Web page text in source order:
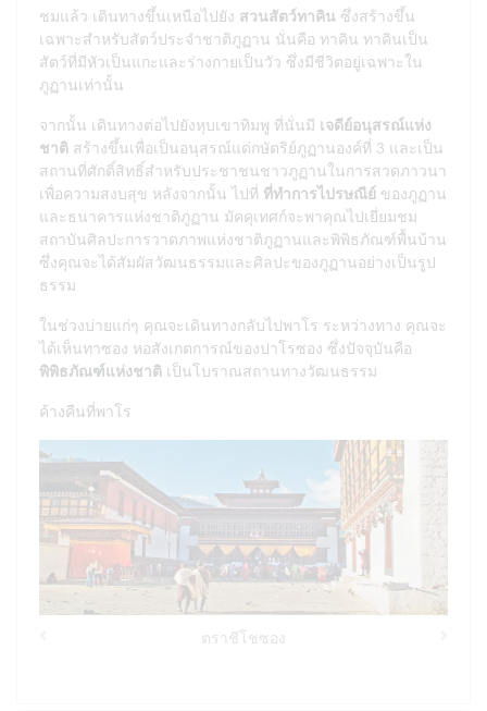
ชมแล้ว เดินทางขึ้นเหนือไปยัง สวนสัตว์ทาคิน ซึ่งสร้างขึ้น
เฉพาะสำหรับสัตว์ประจำชาติภูฏาน นั่นคือ ทาคิน ทาคินเป็น
สัตว์ที่มีหัวเป็นแกะและร่างกายเป็นวัว ซึ่งมีชีวิตอยู่เฉพาะใน
ภูฏานเท่านั้น
จากนั้น เดินทางต่อไปยังหุบเขาทิมพู ที่นั่นมี เจดีย์อนุสรณ์แห่ง
ชาติ สร้างขึ้นเพื่อเป็นอนุสรณ์แด่กษัตริย์ภูฏานองค์ที่ 3 และเป็น
สถานที่ศักดิ์สิทธิ์สำหรับประชาชนชาวภูฏานในการสวดภาวนา
เพื่อความสงบสุข หลังจากนั้น ไปที่ ที่ทำการไปรษณีย์ ของภูฏาน
และธนาคารแห่งชาติภูฏาน มัคคุเทศก์จะพาคุณไปเยี่ยมชม
สถาบันศิลปะการวาดภาพแห่งชาติภูฏานและพิพิธภัณฑ์พื้นบ้าน
ซึ่งคุณจะได้สัมผัสวัฒนธรรมและศิลปะของภูฏานอย่างเป็นรูป
ธรรม
ในช่วงบ่ายแก่ๆ คุณจะเดินทางกลับไปพาโร ระหว่างทาง คุณจะ
ได้เห็นทาซอง หอสังเกตการณ์ของปาโรซอง ซึ่งปัจจุบันคือ
พิพิธภัณฑ์แห่งชาติ เป็นโบราณสถานทางวัฒนธรรม
ค้างคืนที่พาโร
ตราชีโชซอง